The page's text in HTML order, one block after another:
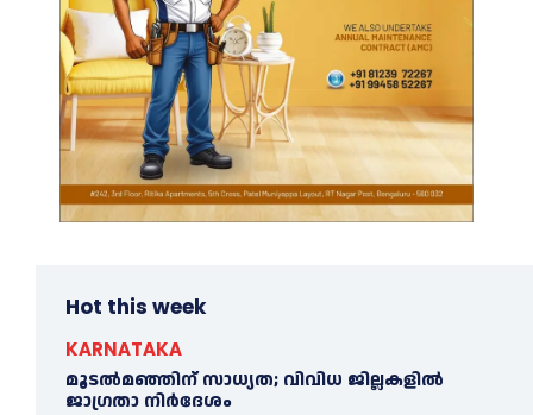
Hot this week
KARNATAKA
മൂടൽമഞ്ഞിന് സാധ്യത; വിവിധ ജില്ലകളിൽ
ജാഗ്രതാ നിർദേശം